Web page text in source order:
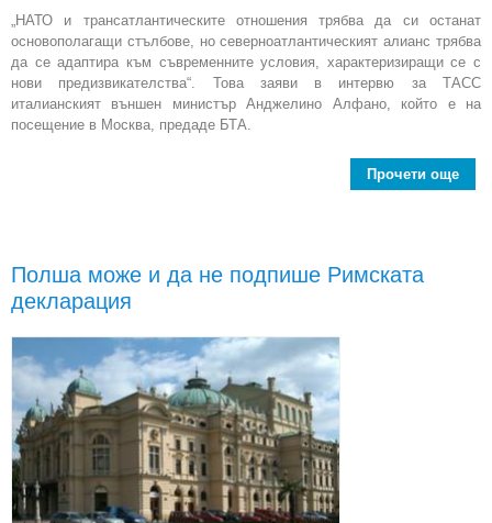
„НАТО и трансатлантическите отношения трябва да си останат
основополагащи стълбове, но северноатлантическият алианс трябва
да се адаптира към съвременните условия, характеризиращи се с
нови предизвикателства“. Това заяви в интервю за ТАСС
италианският външен министър Анджелино Алфано, който е на
посещение в Москва, предаде БТА.
Прочети още
Полша може и да не подпише Римската
декларация